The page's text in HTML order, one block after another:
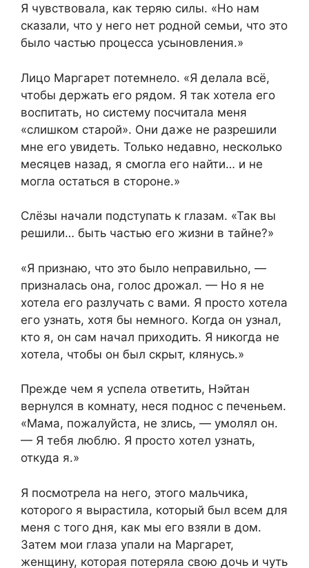
Я чувствовала, как теряю силы. «Но нам
сказали, что у него нет родной семьи, что это
было частью процесса усыновления.»
Лицо Маргарет потемнело. «Я делала всё,
чтобы держать его рядом. Я так хотела его
воспитать, но систему посчитала меня
«слишком старой». Они даже не разрешили
мне его увидеть. Только недавно, несколько
месяцев назад, я смогла его найти… и не
могла остаться в стороне.»
Слёзы начали подступать к глазам. «Так вы
решили… быть частью его жизни в тайне?»
«Я признаю, что это было неправильно, —
призналась она, голос дрожал. — Но я не
хотела его разлучать с вами. Я просто хотела
его узнать, хотя бы немного. Когда он узнал,
кто я, он сам начал приходить. Я никогда не
хотела, чтобы он был скрыт, клянусь.»
Прежде чем я успела ответить, Нэйтан
вернулся в комнату, неся поднос с печеньем.
«Мама, пожалуйста, не злись, — умолял он.
— Я тебя люблю. Я просто хотел узнать,
откуда я.»
Я посмотрела на него, этого мальчика,
которого я вырастила, который был всем для
меня с того дня, как мы его взяли в дом.
Затем мои глаза упали на Маргарет,
женщину, которая потеряла свою дочь и чуть